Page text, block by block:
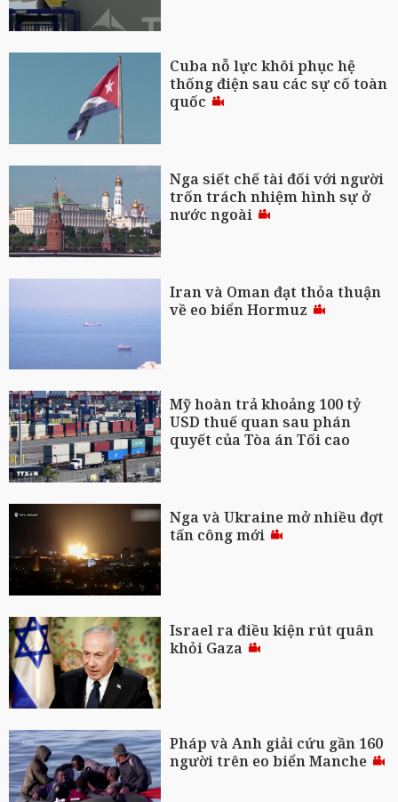
Cuba nỗ lực khôi phục hệ
thống điện sau các sự cố toàn
quốc
Nga siết chế tài đối với người
trốn trách nhiệm hình sự ở
nước ngoài
Iran và Oman đạt thỏa thuận
về eo biển Hormuz
Mỹ hoàn trả khoảng 100 tỷ
USD thuế quan sau phán
quyết của Tòa án Tối cao
Nga và Ukraine mở nhiều đợt
tấn công mới
Israel ra điều kiện rút quân
khỏi Gaza
Pháp và Anh giải cứu gần 160
người trên eo biển Manche